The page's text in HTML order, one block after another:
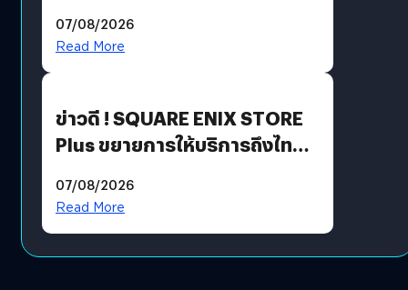
07/08/2026
Read More
ข่าวดี ! SQUARE ENIX STORE
Plus ขยายการให้บริการถึงไทย
โดยตรง
07/08/2026
Read More